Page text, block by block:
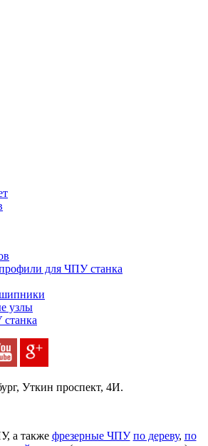
для ЧПУ станка
узлы
Уткин проспект, 4И.
а также фрезерные ЧПУ по дереву, по